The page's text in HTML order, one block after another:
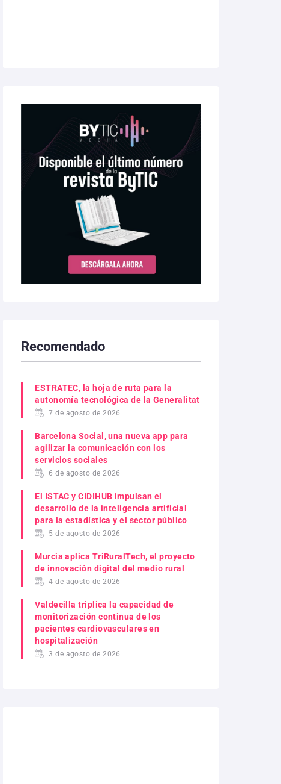
Recomendado
ESTRATEC, la hoja de ruta para la
autonomía tecnológica de la Generalitat
7 de agosto de 2026
Barcelona Social, una nueva app para
agilizar la comunicación con los
servicios sociales
6 de agosto de 2026
El ISTAC y CIDIHUB impulsan el
desarrollo de la inteligencia artificial
para la estadística y el sector público
5 de agosto de 2026
Murcia aplica TriRuralTech, el proyecto
de innovación digital del medio rural
4 de agosto de 2026
Valdecilla triplica la capacidad de
monitorización continua de los
pacientes cardiovasculares en
hospitalización
3 de agosto de 2026